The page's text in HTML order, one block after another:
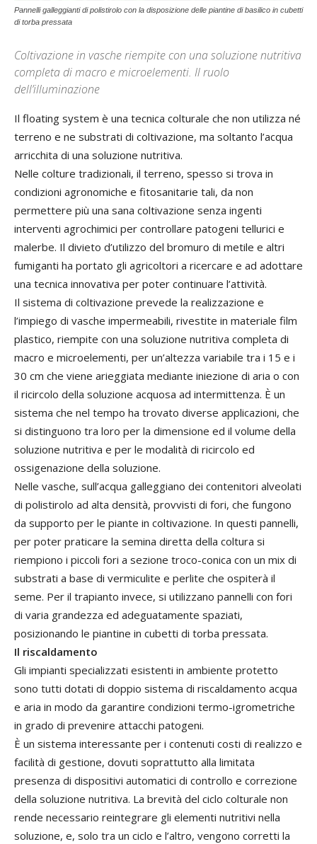
Pannelli galleggianti di polistirolo con la disposizione delle piantine di basilico in cubetti
di torba pressata
Coltivazione in vasche riempite con una soluzione nutritiva
completa di macro e microelementi. Il ruolo
dell’illuminazione
Il floating system è una tecnica colturale che non utilizza né
terreno e ne substrati di coltivazione, ma soltanto l’acqua
arricchita di una soluzione nutritiva.
Nelle colture tradizionali, il terreno, spesso si trova in
condizioni agronomiche e fitosanitarie tali, da non
permettere più una sana coltivazione senza ingenti
interventi agrochimici per controllare patogeni tellurici e
malerbe. Il divieto d’utilizzo del bromuro di metile e altri
fumiganti ha portato gli agricoltori a ricercare e ad adottare
una tecnica innovativa per poter continuare l’attività.
Il sistema di coltivazione prevede la realizzazione e
l’impiego di vasche impermeabili, rivestite in materiale film
plastico, riempite con una soluzione nutritiva completa di
macro e microelementi, per un’altezza variabile tra i 15 e i
30 cm che viene arieggiata mediante iniezione di aria o con
il ricircolo della soluzione acquosa ad intermittenza. È un
sistema che nel tempo ha trovato diverse applicazioni, che
si distinguono tra loro per la dimensione ed il volume della
soluzione nutritiva e per le modalità di ricircolo ed
ossigenazione della soluzione.
Nelle vasche, sull’acqua galleggiano dei contenitori alveolati
di polistirolo ad alta densità, provvisti di fori, che fungono
da supporto per le piante in coltivazione. In questi pannelli,
per poter praticare la semina diretta della coltura si
riempiono i piccoli fori a sezione troco-conica con un mix di
substrati a base di vermiculite e perlite che ospiterà il
seme. Per il trapianto invece, si utilizzano pannelli con fori
di varia grandezza ed adeguatamente spaziati,
posizionando le piantine in cubetti di torba pressata.
Il riscaldamento
Gli impianti specializzati esistenti in ambiente protetto
sono tutti dotati di doppio sistema di riscaldamento acqua
e aria in modo da garantire condizioni termo-igrometriche
in grado di prevenire attacchi patogeni.
È un sistema interessante per i contenuti costi di realizzo e
facilità di gestione, dovuti soprattutto alla limitata
presenza di dispositivi automatici di controllo e correzione
della soluzione nutritiva. La brevità del ciclo colturale non
rende necessario reintegrare gli elementi nutritivi nella
soluzione, e, solo tra un ciclo e l’altro, vengono corretti la